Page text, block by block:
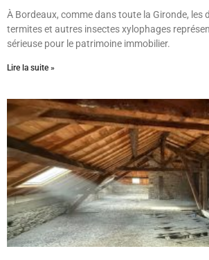
À Bordeaux, comme dans toute la Gironde, les
termites et autres insectes xylophages
sérieuse pour le patrimoine immobilier.
Lire la suite »